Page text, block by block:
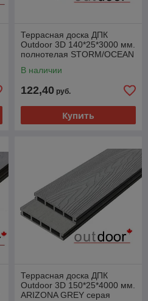
Террасная доска ДПК
Outdoor 3D 140*25*3000 мм.
полнотелая STORM/OCEAN
В наличии
122,40 руб.
Купить
Террасная доска ДПК
Outdoor 3D 150*25*4000 мм.
ARIZONA GREY серая